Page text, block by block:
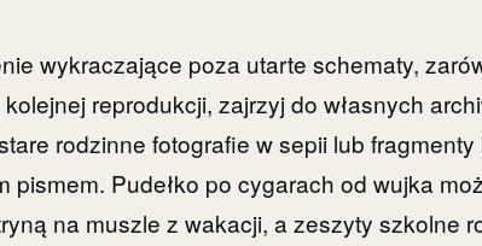
wykraczające poza utarte schematy,
reprodukcji, zajrzyj do własnych
rodzinne fotografie w sepii lub fragmenty
pismem. Pudełko po cygarach od wujka
na muszle z wakacji, a zeszyty szkolne